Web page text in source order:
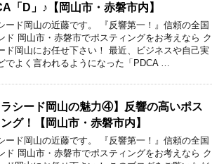
「D」♪【岡山市・赤磐市内】
ード岡山の近藤です。 『反響第一！』信頼の全国
ド 岡山市・赤磐市でポスティングをお考えなら ク
ド岡山にお任せ下さい！ 最近、ビジネスや自己実
でよく言われるようになった「PDCA …
ラシード岡山の魅力④】反響の高いポス
グ！【岡山市・赤磐市内】
ード岡山の近藤です。 『反響第一！』信頼の全国
ド 岡山市・赤磐市でポスティングをお考えなら ク